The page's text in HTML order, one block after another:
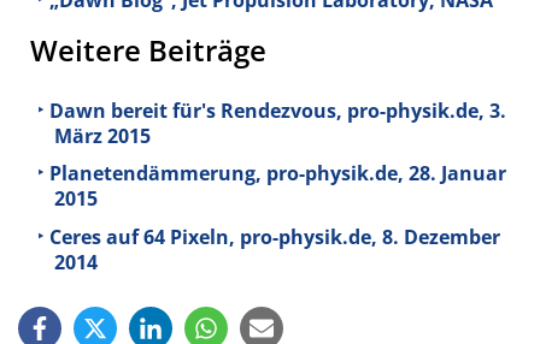
Weitere Beiträge
Dawn bereit für's Rendezvous, pro-physik.de, 3.
März 2015
Planetendämmerung, pro-physik.de, 28. Januar
2015
Ceres auf 64 Pixeln, pro-physik.de, 8. Dezember
2014